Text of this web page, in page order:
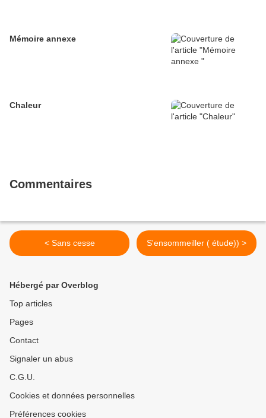
Mémoire annexe
Chaleur
Commentaires
< Sans cesse S'ensommeiller ( étude)) >
Hébergé par Overblog
Top articles
Pages
Contact
Signaler un abus
C.G.U.
Cookies et données personnelles
Préférences cookies